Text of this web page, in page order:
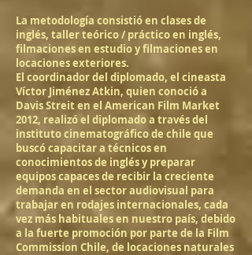
La metodología consistió en clases de
inglés, taller teórico / práctico en inglés,
filmaciones en estudio y filmaciones en
locaciones exteriores.
El coordinador del diplomado, el cineasta
Víctor Jiménez Atkin, quien conoció a
Davis Streit en el American Film Market
2012, realizó el diplomado a través del
instituto cinematográfico de chile que
buscó capacitar a técnicos en
conocimientos de inglés y preparar
equipos capaces de recibir la creciente
demanda en el sector audiovisual para
trabajar en rodajes internacionales, cada
vez más habituales en nuestro país, debido
a la fuerte promoción por parte de la Film
Commission Chile, de locaciones naturales